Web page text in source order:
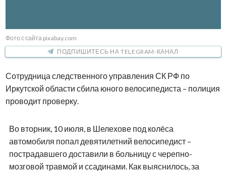
Фото с сайта pixabay.com
ПОДПИШИТЕСЬ НА TELEGRAM-КАНАЛ
Сотрудница следственного управления СК РФ по
Иркутской области сбила юного велосипедиста – полиция
проводит проверку.
Во вторник, 10 июля, в Шелехове под колёса
автомобиля попал девятилетний велосипедист –
пострадавшего доставили в больницу с черепно-
мозговой травмой и ссадинами. Как выяснилось, за